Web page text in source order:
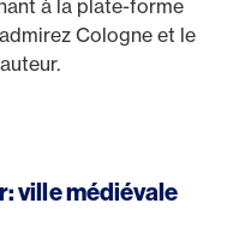
à la plate-forme
Cologne et le
ville médiévale